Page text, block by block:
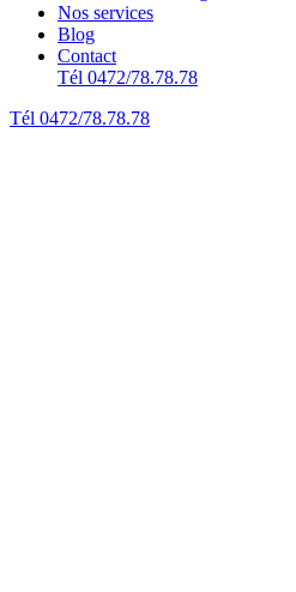
Nos services
Blog
Contact
Tél 0472/78.78.78
Tél 0472/78.78.78